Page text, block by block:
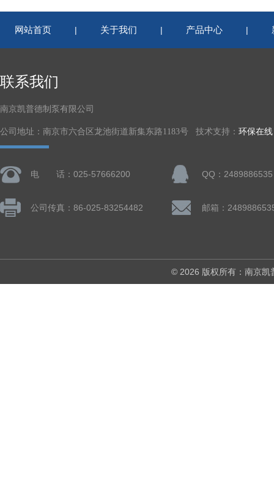
网站首页 | 关于我们 | 产品中心 |
联系我们
南京凯普德制泵有限公司
公司地址：南京市六合区龙池街道新集东路1183号 技术支持： 环保在线
电 话：025-57666200 QQ：2489886535
公司传真：86-025-83254482 邮箱：
© 2026 版权所有：南京